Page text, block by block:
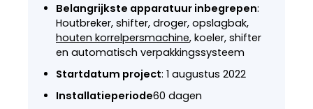
Belangrijkste apparatuur inbegrepen:
Houtbreker, shifter, droger, opslagbak,
houten korrelpersmachine, koeler, shifter
en automatisch verpakkingssysteem
Startdatum project: 1 augustus 2022
Installatieperiode60 dagen